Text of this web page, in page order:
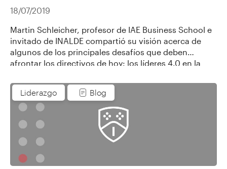
18/07/2019
Martin Schleicher, profesor de IAE Business School e
invitado de INALDE compartió su visión acerca de
algunos de los principales desafíos que deben
afrontar los directivos de hoy: los líderes 4.0 en la
Liderazgo
Blog